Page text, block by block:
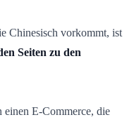
Chinesisch vorkommt, ist
Seiten zu den
E-Commerce, die